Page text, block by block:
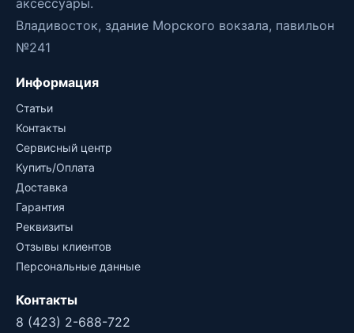
аксессуары.
Владивосток, здание Морского вокзала, павильон
№241
Информация
Статьи
Контакты
Сервисный центр
Купить/Оплата
Доставка
Гарантия
Реквизиты
Отзывы клиентов
Персональные данные
Контакты
8 (423) 2-688-722